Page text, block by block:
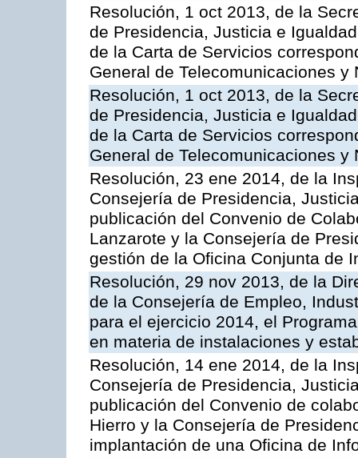
Resolución, 1 oct 2013, de la
de Presidencia, Justicia e
de la Carta de Servicios
General de Telecomunicaciones y
Resolución, 1 oct 2013, de la
de Presidencia, Justicia e
de la Carta de Servicios
General de Telecomunicaciones y
Resolución, 23 ene 2014, de la
Consejería de Presidencia,
publicación del Convenio de
Lanzarote y la Consejería de
gestión de la Oficina Conjunta de
Resolución, 29 nov 2013, de la
de la Consejería de Empleo,
para el ejercicio 2014, el
en materia de instalaciones y
Resolución, 14 ene 2014, de la
Consejería de Presidencia,
publicación del Convenio de
Hierro y la Consejería de
implantación de una Oficina de